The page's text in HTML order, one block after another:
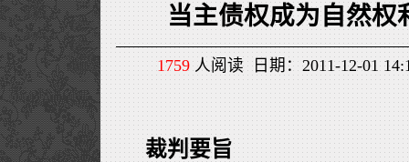
当主债权成为自然权
1759人阅读 日期：2011-12-01
裁判要旨